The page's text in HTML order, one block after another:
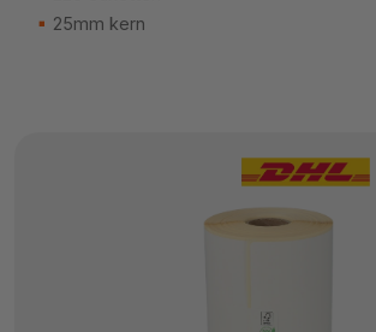
25mm kern